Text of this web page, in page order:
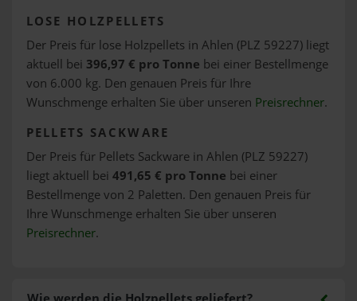
LOSE HOLZPELLETS
Der Preis für lose Holzpellets in Ahlen (PLZ 59227) liegt
aktuell bei 396,97 € pro Tonne bei einer Bestellmenge
von 6.000 kg. Den genauen Preis für Ihre
Wunschmenge erhalten Sie über unseren Preisrechner.
PELLETS SACKWARE
Der Preis für Pellets Sackware in Ahlen (PLZ 59227)
liegt aktuell bei 491,65 € pro Tonne bei einer
Bestellmenge von 2 Paletten. Den genauen Preis für
Ihre Wunschmenge erhalten Sie über unseren
Preisrechner.